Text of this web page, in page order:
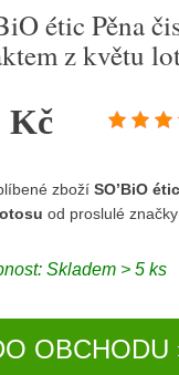
étic Pěna
z květu
Kč
zbožíSO’BiO
od proslulé
Skladem > 5 ks
OBCHODU